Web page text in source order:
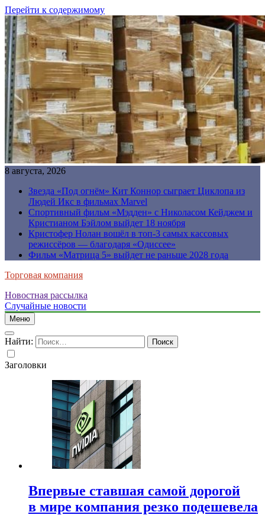
Перейти к содержимому
8 августа, 2026
Звезда «Под огнём» Кит Коннор сыграет Циклопа из
Людей Икс в фильмах Marvel
Спортивный фильм «Мэдден» с Николасом Кейджем и
Кристианом Бэйлом выйдет 18 ноября
Кристофер Нолан вошёл в топ-3 самых кассовых
режиссёров — благодаря «Одиссее»
Фильм «Матрица 5» выйдет не раньше 2028 года
Торговая компания
Новостная рассылка
Случайные новости
Меню
Найти:
Заголовки
Впервые ставшая самой дорогой
в мире компания резко подешевела